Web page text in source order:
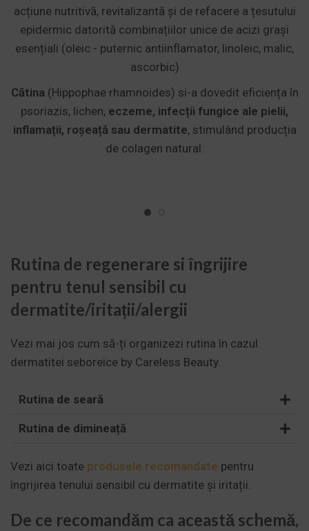
acțiune nutritivă, revitalizantă și de refacere a țesutului
epidermic datorită combinațiilor unice de acizi grași
esențiali (oleic - puternic antiinflamator, linoleic, malic,
ascorbic)
Cătina (Hippophae rhamnoides) si-a dovedit eficiența în
psoriazis, lichen, eczeme, infecții fungice ale pielii,
inflamații, roșeață sau dermatite, stimulând producția
de colagen natural.
Rutina de regenerare si îngrijire
pentru tenul sensibil cu
dermatite/iritații/alergii
Vezi mai jos cum să-ți organizezi rutina în cazul
dermatitei seboreice by Careless Beauty.
Rutina de seară
Rutina de dimineață
Vezi aici toate produsele recomandate pentru
îngrijirea tenului sensibil cu dermatite și iritații.
De ce recomandăm ca această schemă,